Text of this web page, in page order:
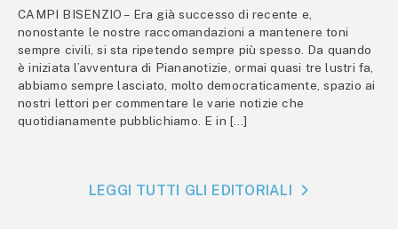
CAMPI BISENZIO – Era già successo di recente e,
nonostante le nostre raccomandazioni a mantenere toni
sempre civili, si sta ripetendo sempre più spesso. Da quando
è iniziata l’avventura di Piananotizie, ormai quasi tre lustri fa,
abbiamo sempre lasciato, molto democraticamente, spazio ai
nostri lettori per commentare le varie notizie che
quotidianamente pubblichiamo. E in […]
LEGGI TUTTI GLI EDITORIALI